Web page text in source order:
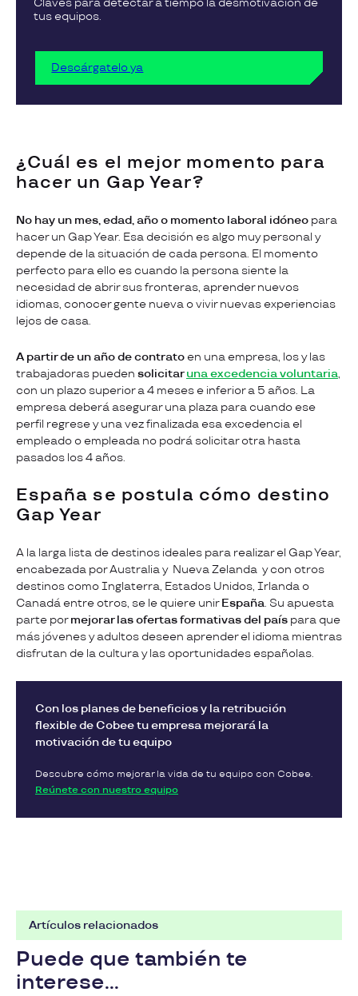
Claves para detectar a tiempo la desmotivación de
tus equipos.
Descárgatelo ya
¿Cuál es el mejor momento para
hacer un Gap Year?
No hay un mes, edad, año o momento laboral idóneo para
hacer un Gap Year. Esa decisión es algo muy personal y
depende de la situación de cada persona. El momento
perfecto para ello es cuando la persona siente la
necesidad de abrir sus fronteras, aprender nuevos
idiomas, conocer gente nueva o vivir nuevas experiencias
lejos de casa.
A partir de un año de contrato en una empresa, los y las
trabajadoras pueden solicitaruna excedencia voluntaria,
con un plazo superior a 4 meses e inferior a 5 años. La
empresa deberá asegurar una plaza para cuando ese
perfil regrese y una vez finalizada esa excedencia el
empleado o empleada no podrá solicitar otra hasta
pasados los 4 años.
España se postula cómo destino
Gap Year
A la larga lista de destinos ideales para realizar el Gap Year,
encabezada por Australia y Nueva Zelanda y con otros
destinos como Inglaterra, Estados Unidos, Irlanda o
Canadá entre otros, se le quiere unirEspaña. Su apuesta
parte pormejorar las ofertas formativas del país para que
más jóvenes y adultos deseen aprender el idioma mientras
disfrutan de la cultura y las oportunidades españolas.
Con los planes de beneficios y la retribución
flexible de Cobee tu empresa mejorará la
motivación de tu equipo
Descubre cómo mejorar la vida de tu equipo con Cobee.
Reúnete con nuestro equipo
Artículos relacionados
Puede que también te
interese...